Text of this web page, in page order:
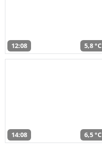
12:08 5,8 °C
14:08 6,5 °C